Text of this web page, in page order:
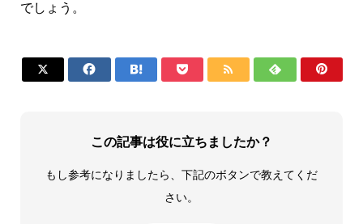
でしょう。
      
この記事は役に立ちましたか？
もし参考になりましたら、下記のボタンで教えてくだ
さい。